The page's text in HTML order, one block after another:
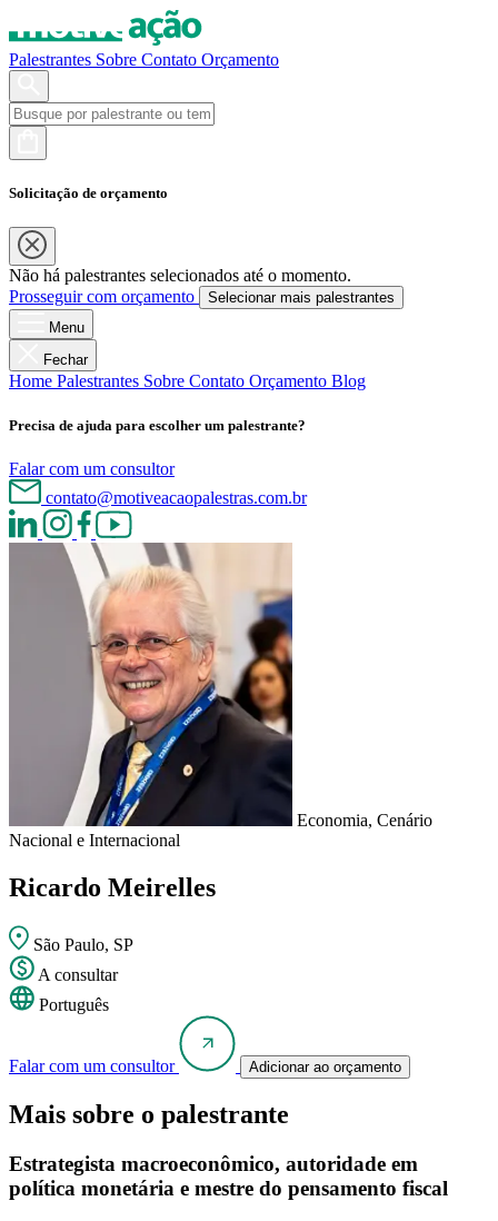
Palestrantes Sobre Contato Orçamento
Solicitação de orçamento
Não há palestrantes selecionados até o momento.
Prosseguir com orçamento
Selecionar mais palestrantes
Menu
Fechar
Home Palestrantes Sobre Contato Orçamento Blog
Precisa de ajuda para escolher um palestrante?
Falar com um consultor
contato@motiveacaopalestras.com.br
Economia, Cenário
Nacional e Internacional
Ricardo Meirelles
São Paulo, SP
A consultar
Português
Falar com um consultor Adicionar ao orçamento
Mais sobre o palestrante
Estrategista macroeconômico, autoridade em
política monetária e mestre do pensamento fiscal